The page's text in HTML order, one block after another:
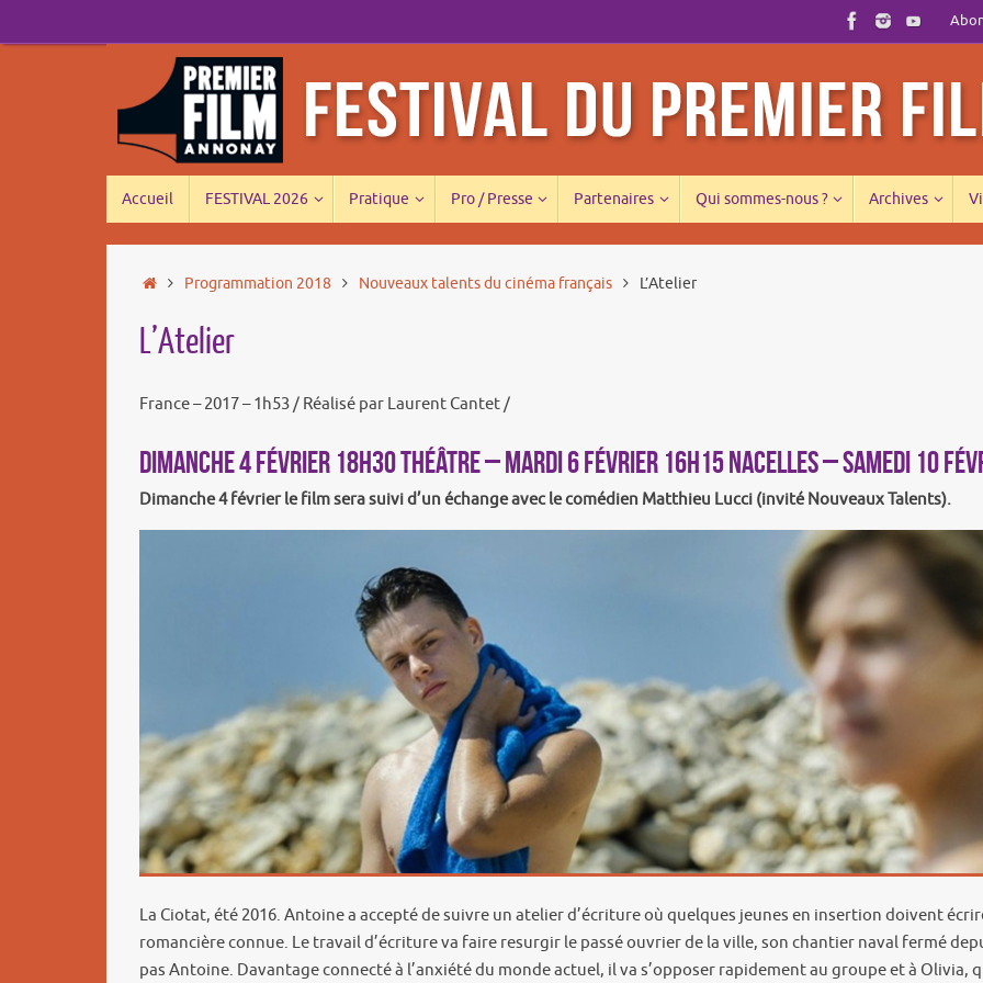
au
Accueil FESTIVAL 2026 Pratique Pro / Presse Partenaires Qui sommes-nous ? Archives
Accueil
Programmation 2018 Nouveaux talents du cinéma français L’Atelier
L’Atelier
France – 2017 – 1h53 / Réalisé par Laurent Cantet /
DIMANCHE 4 FÉVRIER 18h30 THÉÂTRE – MARDI 6 FÉVRIER 16h15 NACELLES – SAMEDI 10
Dimanche 4 février le film sera suivi d’un échange avec le comédien Matthieu Lucci (invité Nouveaux Talents).
La Ciotat, été 2016. Antoine a accepté de suivre un atelier d’écriture où quelques jeunes en insertion doivent
romancière connue. Le travail d’écriture va faire resurgir le passé ouvrier de la ville, son chantier naval fermé
pas Antoine. Davantage connecté à l’anxiété du monde actuel, il va s’opposer rapidement au groupe et à Olivia,